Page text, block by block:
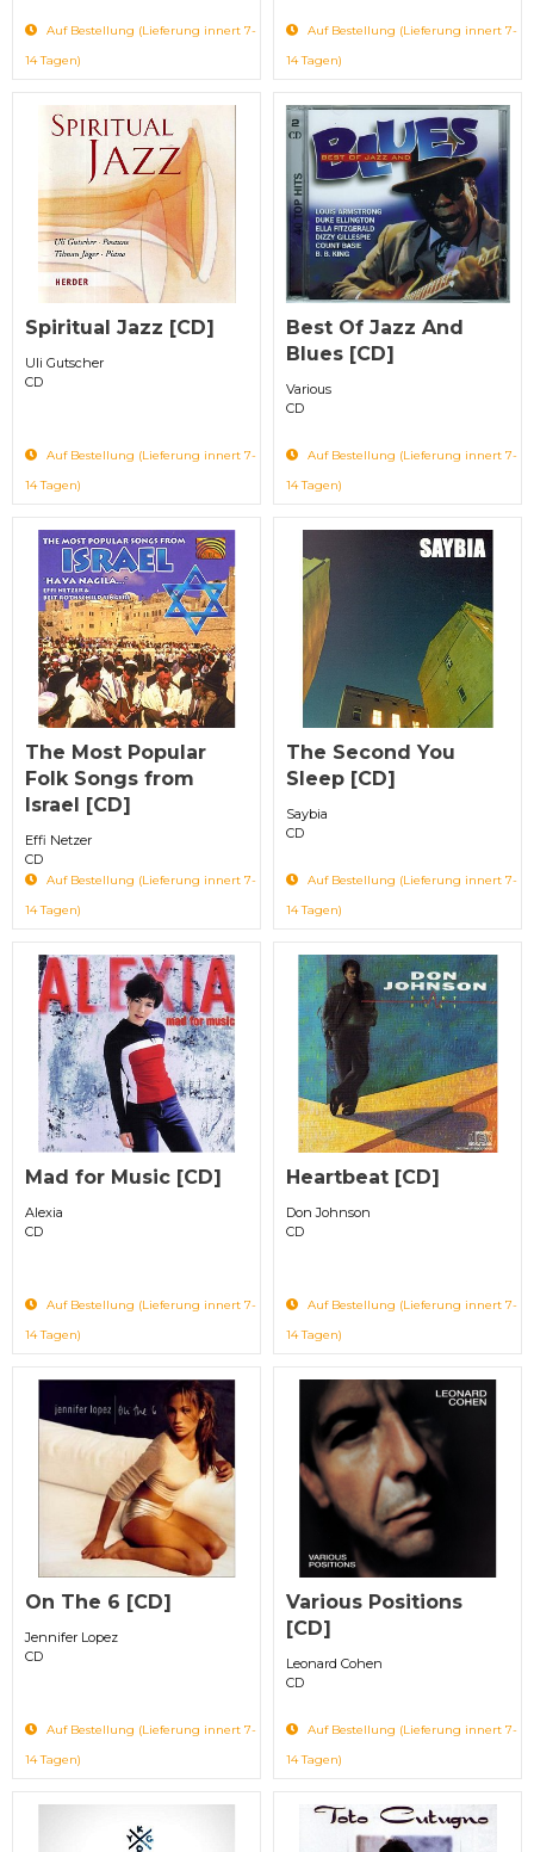
Auf Bestellung (Lieferung innert 7-
14 Tagen)
Auf Bestellung (Lieferung innert 7-
14 Tagen)
Spiritual Jazz [CD]
Uli Gutscher
CD
Auf Bestellung (Lieferung innert 7-
14 Tagen)
Best Of Jazz And
Blues [CD]
Various
CD
Auf Bestellung (Lieferung innert 7-
14 Tagen)
The Most Popular
Folk Songs from
Israel [CD]
Effi Netzer
CD
Auf Bestellung (Lieferung innert 7-
14 Tagen)
The Second You
Sleep [CD]
Saybia
CD
Auf Bestellung (Lieferung innert 7-
14 Tagen)
Mad for Music [CD]
Alexia
CD
Auf Bestellung (Lieferung innert 7-
14 Tagen)
Heartbeat [CD]
Don Johnson
CD
Auf Bestellung (Lieferung innert 7-
14 Tagen)
On The 6 [CD]
Jennifer Lopez
CD
Auf Bestellung (Lieferung innert 7-
14 Tagen)
Various Positions
[CD]
Leonard Cohen
CD
Auf Bestellung (Lieferung innert 7-
14 Tagen)